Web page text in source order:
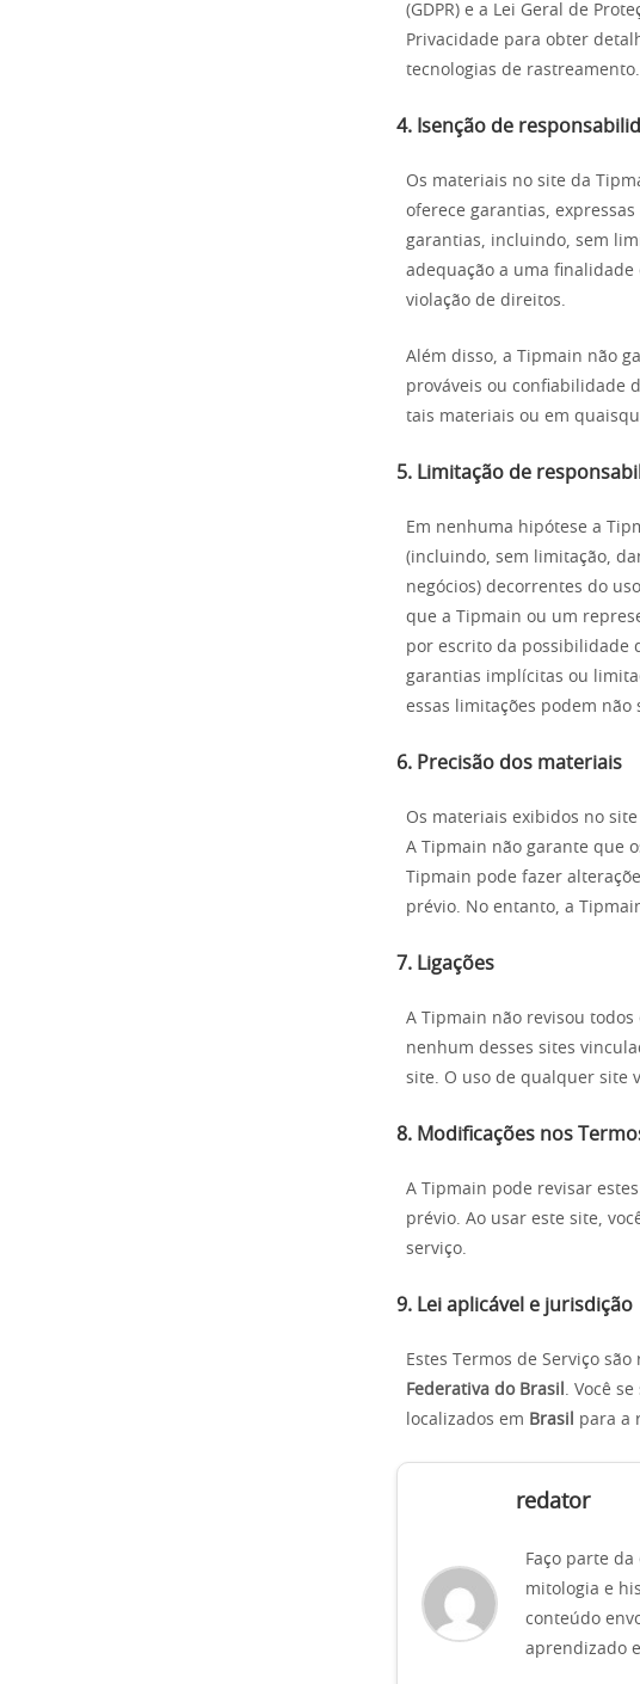
(GDPR) e a Lei Geral de
Privacidade para obter
tecnologias de rastreamento.
4. Isenção de
Os materiais no site da
oferece garantias,
garantias, incluindo, sem
adequação a uma
violação de direitos.
Além disso, a Tipmain não
prováveis ou confiabilidade
tais materiais ou em
5. Limitação de
Em nenhuma hipótese a
(incluindo, sem limitação,
negócios) decorrentes do
que a Tipmain ou um
por escrito da possibilidade
garantias implícitas ou
essas limitações podem não
6. Precisão dos materiais
Os materiais exibidos no
A Tipmain não garante que
Tipmain pode fazer
prévio. No entanto, a
7. Ligações
A Tipmain não revisou
nenhum desses sites
site. O uso de qualquer site
8. Modificações nos
A Tipmain pode revisar
prévio. Ao usar este site,
serviço.
9. Lei aplicável e jurisdição
Estes Termos de Serviço
Federativa do Brasil
. Você
localizados em Brasil para a
redator
Faço parte
mitologia e
conteúdo
aprendizado